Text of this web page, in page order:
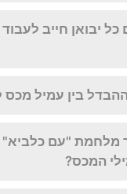
כל יבואן חייב
בין עמיל מכס
מלחמת "עם
המכס?